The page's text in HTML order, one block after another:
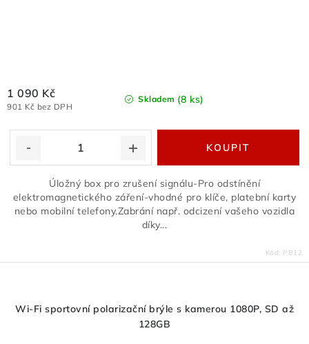
Skladem (8 ks)
901 Kč bez DPH
1 090 Kč
Úložný box pro zrušení signálu-Pro odstínění
elektromagnetického záření-vhodné pro klíče, platební karty
nebo mobilní telefony.Zabrání např. odcizení vašeho vozidla
díky...
Kód: PB12
Wi-Fi sportovní polarizační brýle s kamerou 1080P, SD až
128GB